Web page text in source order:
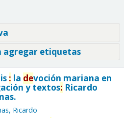
agregar etiquetas
: la devoción mariana en
y textos: Ricardo
Ricardo